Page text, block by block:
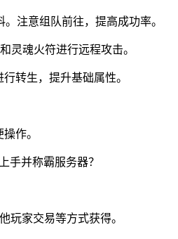
注意组队前往，提高成功率。
灵魂火符进行远程攻击。
转生，提升基础属性。
作。
玩家交易等方式获得。